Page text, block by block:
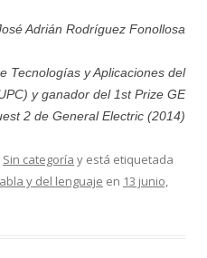
Adrián Rodríguez Fonollosa
Tecnologías y Aplicaciones del
y ganador del 1st Prize GE
2 de General Electric (2014)
Sin categoría y está etiquetada
y del lenguaje en 13 junio,